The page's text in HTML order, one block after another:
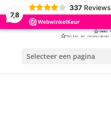
7,8
337 Reviews
Selecteer een pagina